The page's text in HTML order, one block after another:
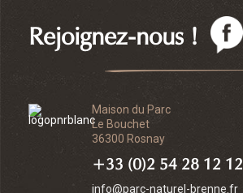
Maison du Parc
Le Bouchet
36300 Rosnay
+33 (0)2 54 28 12 12
info@parc-naturel-brenne.fr
Rejoignez-nous !